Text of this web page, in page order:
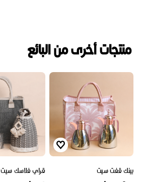
منتجات أخرى من البائع
بينك قفت سيت قراي فلاسك سيت